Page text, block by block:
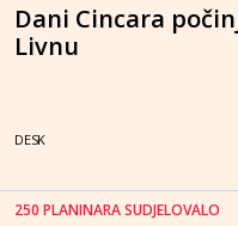
Dani Cincara
Livnu
DESK
250 PLANINARA SUDJELOVALO